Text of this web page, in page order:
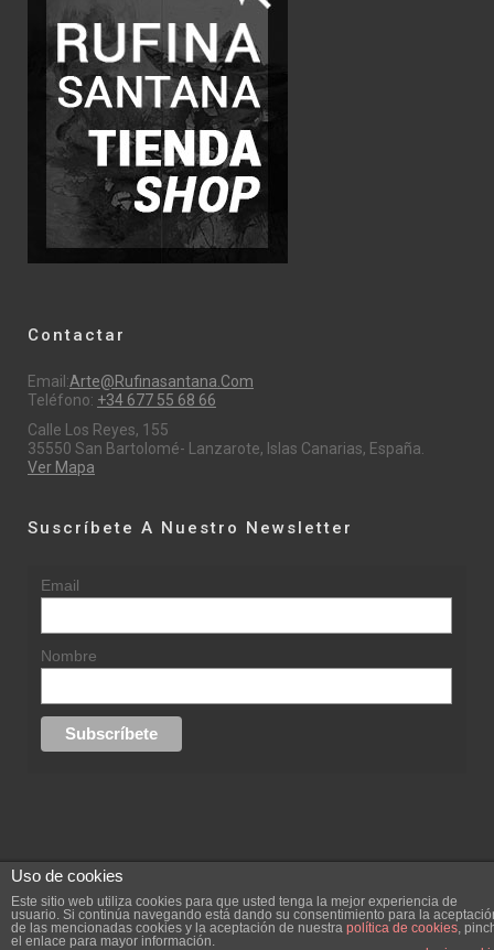
Contactar
Email:Arte@rufinasantana.com
Teléfono: +34 677 55 68 66
Calle Los Reyes, 155
35550 San Bartolomé- Lanzarote, Islas Canarias, España.
Ver Mapa
Suscríbete A Nuestro Newsletter
Email
Nombre
replica rolex datejust replica rolex day date
Creada por
Uso de cookies
Este sitio web utiliza cookies para que usted tenga la mejor experiencia de
usuario. Si continúa navegando está dando su consentimiento para la
de las mencionadas cookies y la aceptación de nuestra política de cookies,
el enlace para mayor información.